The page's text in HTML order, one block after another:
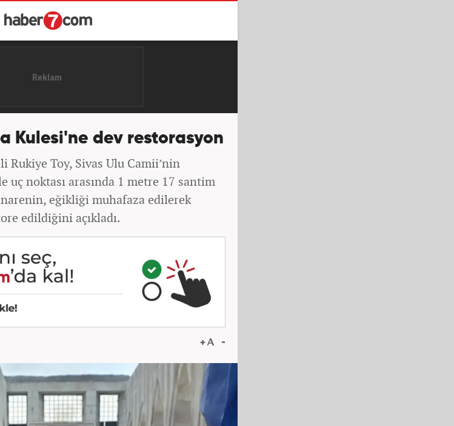
Kulesi'ne dev restorasyon
Toy, Sivas Ulu Camii’nin
uç noktası arasında 1 metre 17 santim
eğikliği muhafaza edilerek
edildiğini açıkladı.